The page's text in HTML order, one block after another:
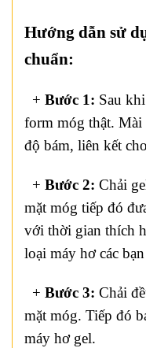
Hướng dẫn sử
chuẩn:
+ Bước 1: Sau
form móg thật. Mài
độ bám, liên kết
+ Bước 2: Chải
mặt móg tiếp đó
với thời gian thích
loại máy hơ các
+ Bước 3: Chải
mặt móg. Tiếp đó
máy hơ gel.